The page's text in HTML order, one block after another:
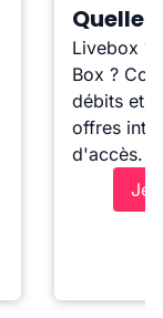
Quelle
Livebox ?
Box ?
débits et
offres
d'accès.
Je